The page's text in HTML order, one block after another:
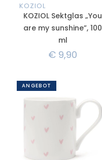
KOZIOL
KOZIOL Sektglas „You
are my sunshine”, 100
ml
€ 9,90
ANGEBOT